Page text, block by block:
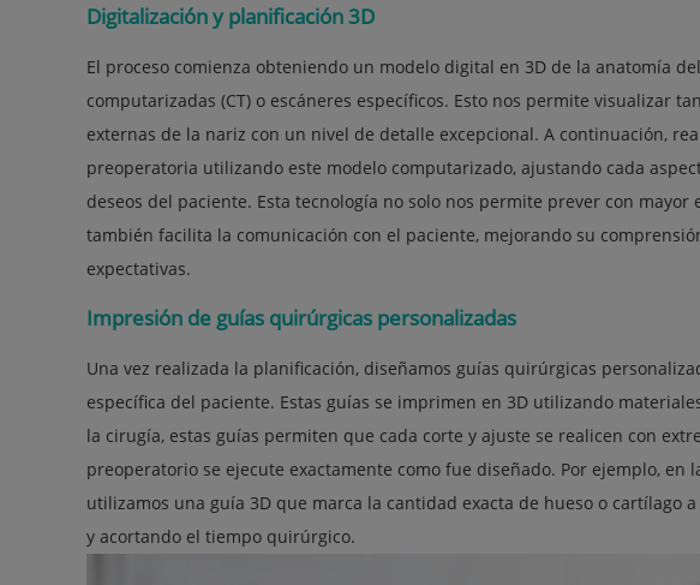
Digitalización y planificación 3D
El proceso comienza obteniendo un modelo digital en 3D de la anatomía
computarizadas (CT) o escáneres específicos. Esto nos permite visualizar
externas de la nariz con un nivel de detalle excepcional. A continuación,
preoperatoria utilizando este modelo computarizado, ajustando cada
deseos del paciente. Esta tecnología no solo nos permite prever con
también facilita la comunicación con el paciente, mejorando su
expectativas.
Impresión de guías quirúrgicas personalizadas
Una vez realizada la planificación, diseñamos guías quirúrgicas
específica del paciente. Estas guías se imprimen en 3D utilizando
la cirugía, estas guías permiten que cada corte y ajuste se realicen con
preoperatorio se ejecute exactamente como fue diseñado. Por ejemplo, en
utilizamos una guía 3D que marca la cantidad exacta de hueso o cartílago
y acortando el tiempo quirúrgico.